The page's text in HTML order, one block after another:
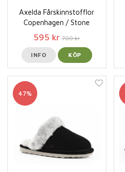
Axelda Fårskinnstofflor
Copenhagen / Stone
595 kr 700 kr
INFO KÖP
47%